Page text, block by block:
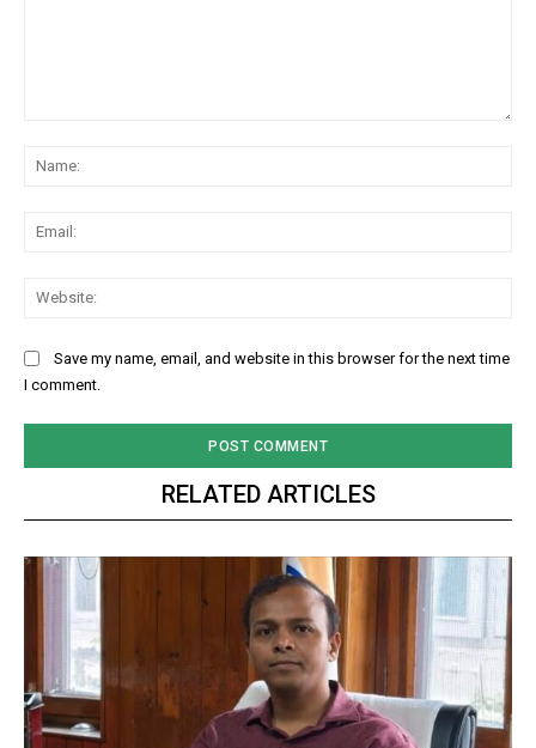
Save my name, email, and website in this browser for the next time
I comment.
RELATED ARTICLES